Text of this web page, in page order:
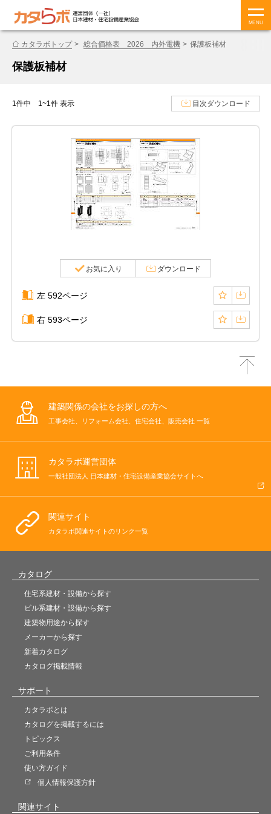
MENU
カタラボトップ 総合価格表 2026 内外電機 保護板補材
保護板補材
1件中 1~1件 表示 目次ダウンロード
お気に入り ダウンロード
左 592ページ
右 593ページ
建築関係の会社をお探しの方へ
工事会社、リフォーム会社、住宅会社、販売会社 一覧
カタラボ運営団体
一般社団法人 日本建材・住宅設備産業協会サイトへ
関連サイト
カタラボ関連サイトのリンク一覧
カタログ
住宅系建材・設備から探す
ビル系建材・設備から探す
建築物用途から探す
メーカーから探す
新着カタログ
カタログ掲載情報
サポート
カタラボとは
カタログを掲載するには
トピックス
ご利用条件
使い方ガイド
個人情報保護方針
関連サイト